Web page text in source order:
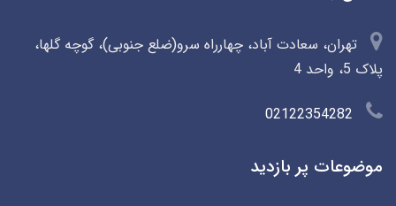
تهران، سعادت آباد، چهارراه سرو(ضلع جنوبی)، گوچه گلها،
پلاک 5، واحد 4
02122354282
موضوعات پر بازدید